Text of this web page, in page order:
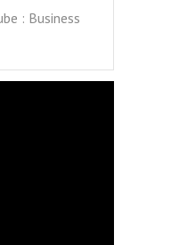
: Business